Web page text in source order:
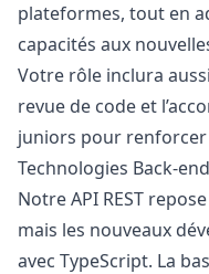
plateformes, tout en
capacités aux
Votre rôle inclura
revue de code et
juniors pour renforcer
Technologies Back-end
Notre API REST
mais les nouveaux
avec TypeScript. La